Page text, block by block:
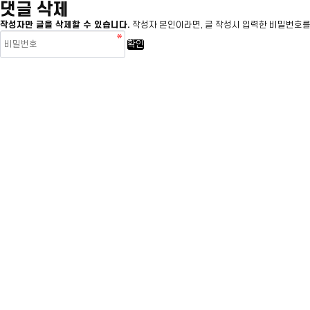
댓글 삭제
작성자만 글을 삭제할 수 있습니다. 작성자 본인이라면, 글 작성시 입력한 비밀번호